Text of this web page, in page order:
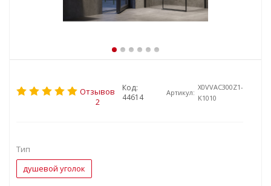
Отзывов
2
Код:
44614
Артикул:
X0VVAC300Z1-
K1010
Тип
душевой уголок